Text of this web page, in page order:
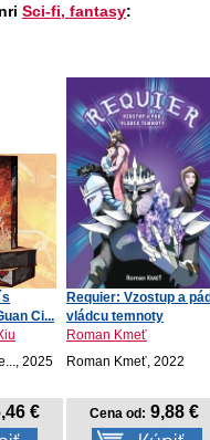
Sci-fi, fantasy:
Ci...
2025
€
Requier: Vzostup a pád
vládcu temnoty
Roman Kmeť
Roman Kmeť, 2022
Cena od: 9,88 €